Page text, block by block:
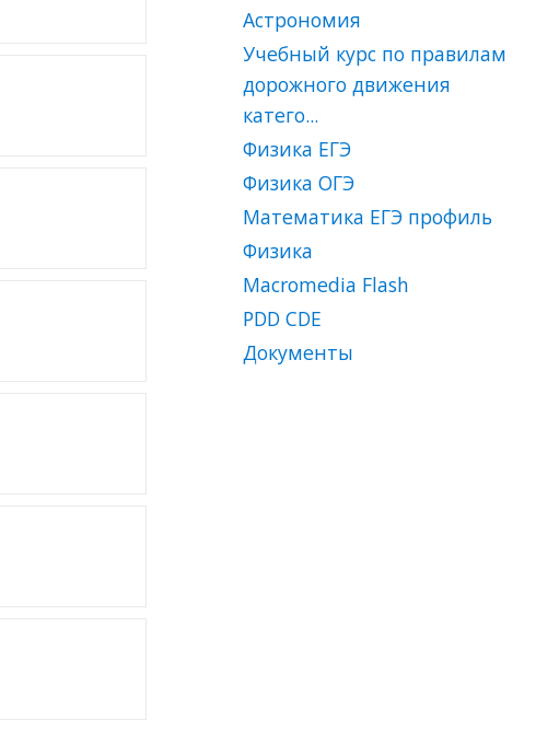
Астрономия
Учебный курс по правилам
дорожного движения
катего...
Физика ЕГЭ
Физика ОГЭ
Математика ЕГЭ профиль
Физика
Macromedia Flash
PDD CDЕ
Документы